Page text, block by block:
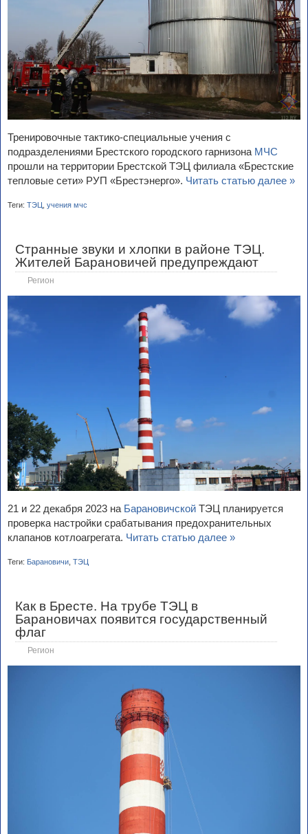
Тренировочные тактико-специальные учения с
подразделениями Брестского городского гарнизона МЧС
прошли на территории Брестской ТЭЦ филиала «Брестские
тепловые сети» РУП «Брестэнерго». Читать статью далее »
Теги: ТЭЦ учения мчс
Странные звуки и хлопки в районе ТЭЦ.
Жителей Барановичей предупреждают
Регион
21 и 22 декабря 2023 на Барановичской ТЭЦ планируется
проверка настройки срабатывания предохранительных
клапанов котлоагрегата. Читать статью далее »
Теги: Барановичи ТЭЦ
Как в Бресте. На трубе ТЭЦ в
Барановичах появится государственный
флаг
Регион